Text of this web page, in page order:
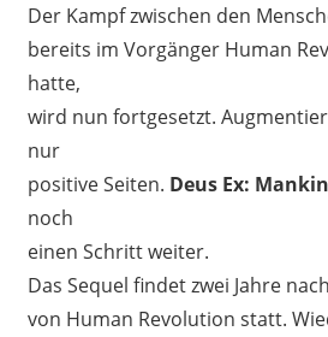
Der Kampf zwischen den
bereits im Vorgänger Human
hatte,
wird nun fortgesetzt.
nur
positive Seiten. Deus Ex:
noch
einen Schritt weiter.
Das Sequel findet zwei Jahre
von Human Revolution statt.